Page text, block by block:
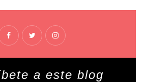
a este blog